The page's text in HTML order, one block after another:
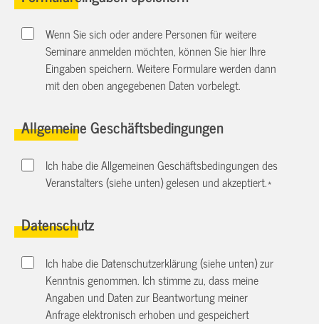
Wenn Sie sich oder andere Personen für weitere
Seminare anmelden möchten, können Sie hier Ihre
Eingaben speichern. Weitere Formulare werden dann
mit den oben angegebenen Daten vorbelegt.
Allgemeine Geschäftsbedingungen
Ich habe die Allgemeinen Geschäftsbedingungen des
Veranstalters (siehe unten) gelesen und akzeptiert.*
Datenschutz
Ich habe die Datenschutzerklärung (siehe unten) zur
Kenntnis genommen. Ich stimme zu, dass meine
Angaben und Daten zur Beantwortung meiner
Anfrage elektronisch erhoben und gespeichert